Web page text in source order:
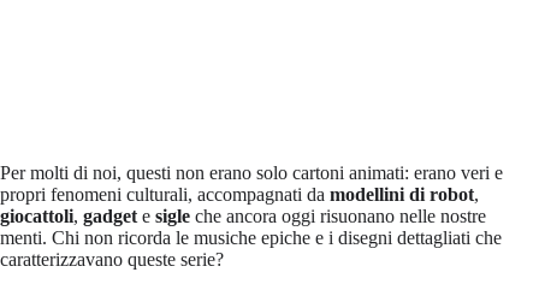
Per molti di noi, questi non erano solo cartoni animati: erano veri e
propri fenomeni culturali, accompagnati da modellini di robot,
giocattoli, gadget e sigle che ancora oggi risuonano nelle nostre
menti. Chi non ricorda le musiche epiche e i disegni dettagliati che
caratterizzavano queste serie?